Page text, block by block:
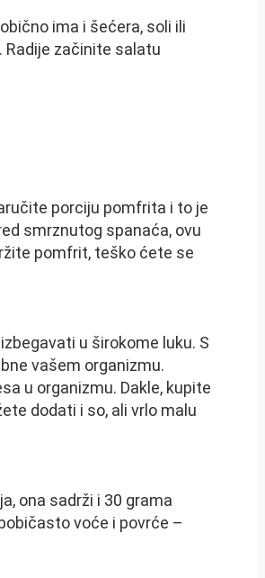
ima i šećera, soli ili
začinite salatu
porciju pomfrita i to je
smrznutog spanaća, ovu
pomfrit, teško ćete se
u širokome luku. S
vašem organizmu.
u organizmu. Dakle, kupite
dodati i so, ali vrlo malu
ona sadrži i 30 grama
voće i povrće –